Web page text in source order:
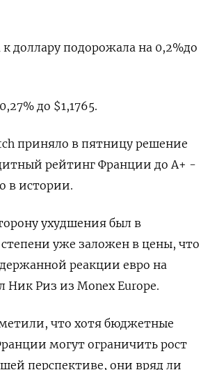
доллару подорожала на 0,2%​ до
до $1,1765​.
приняло в пятницу решение
рейтинг Франции до A+ -
в истории.
ухудшения был в
уже заложен в цены, что
реакции евро на
Ник Риз из Monex Europe.
что хотя бюджетные
могут ограничить рост
перспективе, они вряд ли